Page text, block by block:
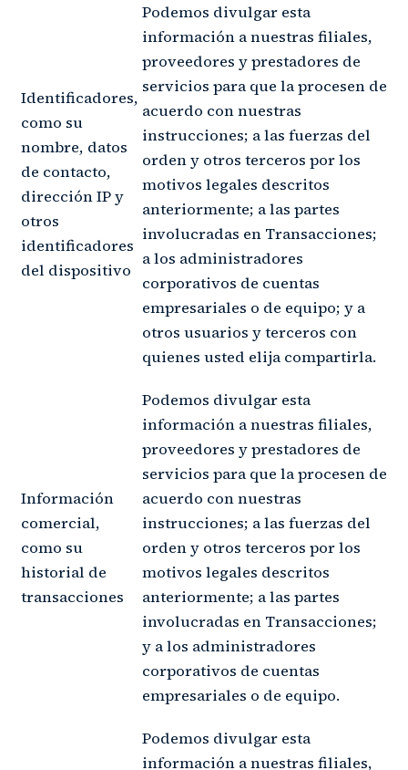
Identificadores,
como su
nombre, datos
de contacto,
dirección IP y
otros
identificadores
del dispositivo
Podemos divulgar esta
información a nuestras filiales,
proveedores y prestadores de
servicios para que la procesen de
acuerdo con nuestras
instrucciones; a las fuerzas del
orden y otros terceros por los
motivos legales descritos
anteriormente; a las partes
involucradas en Transacciones;
a los administradores
corporativos de cuentas
empresariales o de equipo; y a
otros usuarios y terceros con
quienes usted elija compartirla.
Información
comercial,
como su
historial de
transacciones
Podemos divulgar esta
información a nuestras filiales,
proveedores y prestadores de
servicios para que la procesen de
acuerdo con nuestras
instrucciones; a las fuerzas del
orden y otros terceros por los
motivos legales descritos
anteriormente; a las partes
involucradas en Transacciones;
y a los administradores
corporativos de cuentas
empresariales o de equipo.
Podemos divulgar esta
información a nuestras filiales,